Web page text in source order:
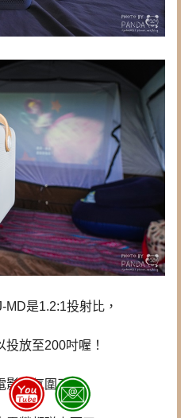
是1.2:1投射比，
放至200吋喔！
影院氛圍了～